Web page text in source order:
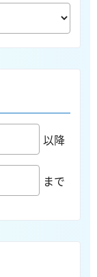
以降
まで